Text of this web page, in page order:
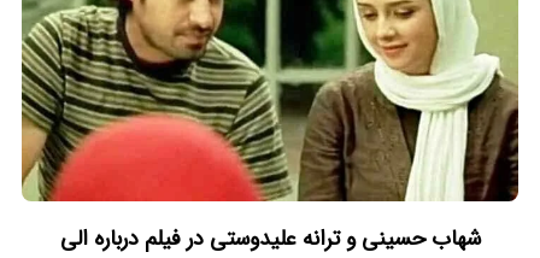
شهاب حسینی و ترانه علیدوستی در فیلم درباره الی